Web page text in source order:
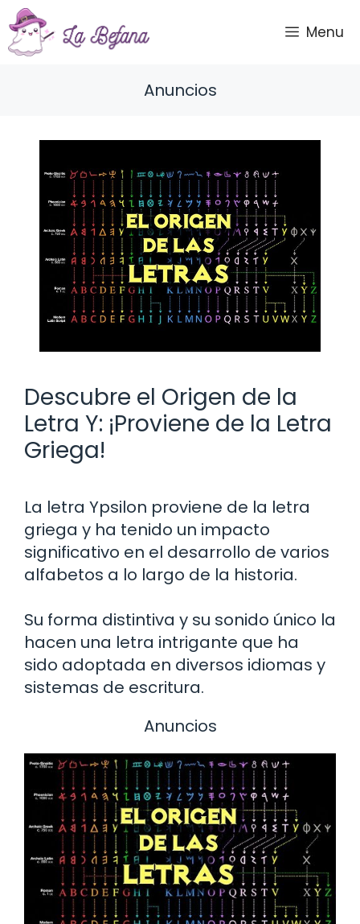
Saltar
al
contenido
Menu
Anuncios
Descubre el Origen de la
Letra Y: ¡Proviene de la Letra
Griega!
La letra Ypsilon proviene de la letra
griega y ha tenido un impacto
significativo en el desarrollo de varios
alfabetos a lo largo de la historia.
Su forma distintiva y su sonido único la
hacen una letra intrigante que ha
sido adoptada en diversos idiomas y
sistemas de escritura.
Anuncios